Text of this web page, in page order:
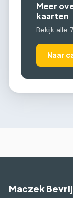
Meer
kaarten
Bekijk alle
Naar
Maczek